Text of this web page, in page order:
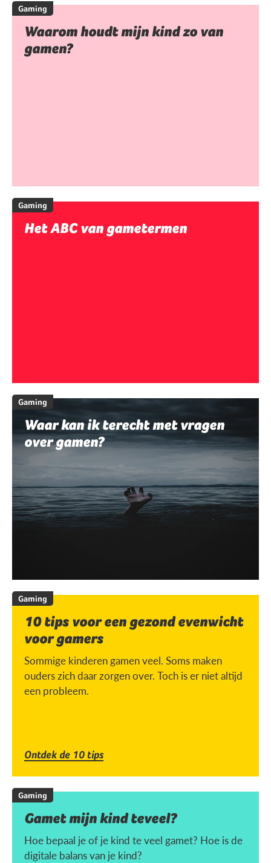
Gaming
Waarom houdt mijn kind zo van
gamen?
Gaming
Het ABC van gametermen
Gaming
Waar kan ik terecht met vragen
over gamen?
Gaming
10 tips voor een gezond evenwicht
voor gamers
Sommige kinderen gamen veel. Soms maken
ouders zich daar zorgen over. Toch is er niet altijd
een probleem.
Ontdek de 10 tips
Gaming
Gamet mijn kind teveel?
Hoe bepaal je of je kind te veel gamet? Hoe is de
digitale balans van je kind?